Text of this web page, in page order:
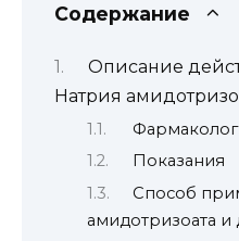
Содержание
Описание
Натрия
Показания
Способ
амидотризоата и